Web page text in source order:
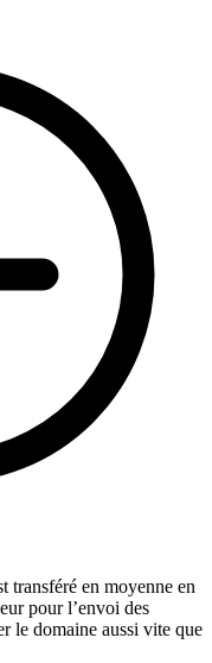
transféré en moyenne en
pour l’envoi des
le domaine aussi vite que